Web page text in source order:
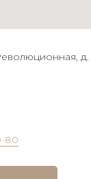
д.
80